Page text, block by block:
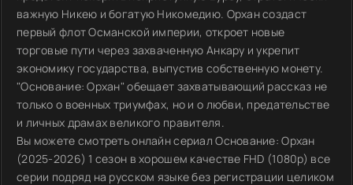
важную Никею и богатую Никомедию. Орхан создаст
первый флот Османской империи, откроет новые
торговые пути через захваченную Анкару и укрепит
экономику государства, выпустив собственную монету.
"Основание: Орхан" обещает захватывающий рассказ не
только о военных триумфах, но и о любви, предательстве
и личных драмах великого правителя.
Вы можете смотреть онлайн сериал Основание: Орхан
(2025-2026) 1 сезон в хорошем качестве FHD (1080p) все
серии подряд на русском языке без регистрации целиком